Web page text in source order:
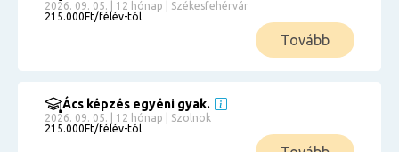
2026. 09. 05. | 12 hónap | Székesfehérvár
215.000Ft/félév-tól
Tovább
Ács képzés egyéni gyak.
2026. 09. 05. | 12 hónap | Szolnok
215.000Ft/félév-tól